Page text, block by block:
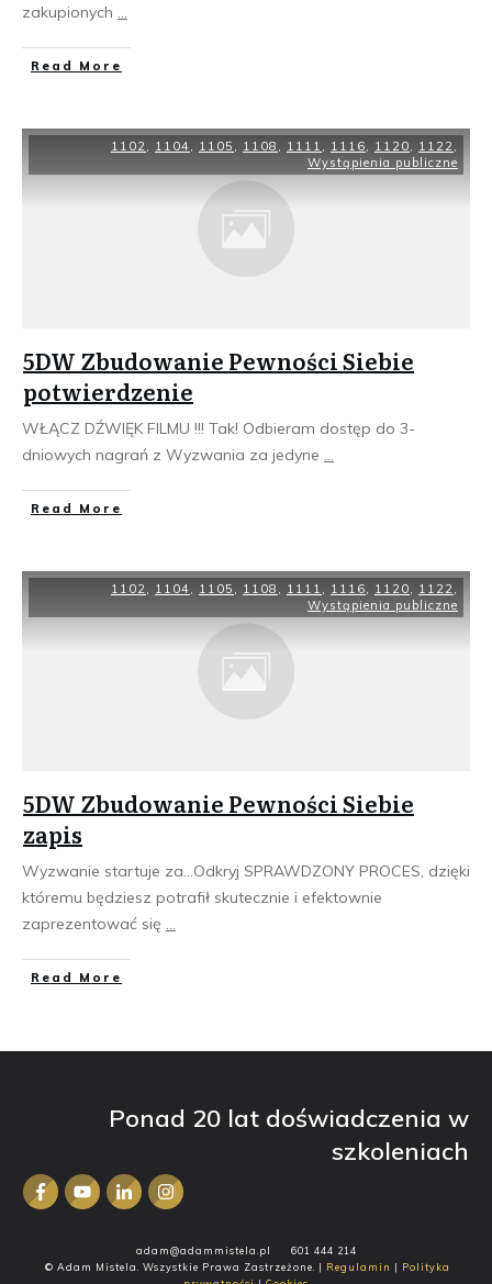
zakupionych ...
​Read More
1102, 1104, 1105 , 1108 , 1111 , 1116, 1120, 1122,
Wystąpienia publiczne
5DW Zbudowanie Pewności Siebie
potwierdzenie
WŁĄCZ DŹWIĘK FILMU !!! Tak! Odbieram dostęp do 3-
dniowych nagrań z Wyzwania za jedyne ...
​Read More
1102, 1104, 1105 , 1108 , 1111 , 1116, 1120, 1122,
Wystąpienia publiczne
5DW Zbudowanie Pewności Siebie
zapis
Wyzwanie startuje za...Odkryj SPRAWDZONY PROCES, dzięki
któremu będziesz potrafił skutecznie i efektownie
zaprezentować się ...
​Read More
Ponad 20 lat doświadczenia w
szkoleniach
adam@adammistela.pl
601 444 214
© Adam Mistela. Wszystkie Prawa Zastrzeżone. | Regulamin | Polityka